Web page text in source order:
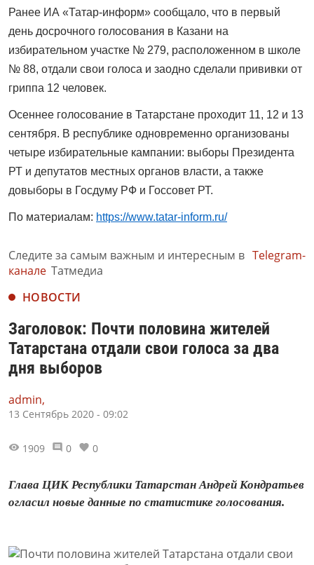
Ранее ИА «Татар-информ» сообщало, что в первый
день досрочного голосования в Казани на
избирательном участке № 279, расположенном в школе
№ 88, отдали свои голоса и заодно сделали прививки от
гриппа 12 человек.
Осеннее голосование в Татарстане проходит 11, 12 и 13
сентября. В республике одновременно организованы
четыре избирательные кампании: выборы Президента
РТ и депутатов местных органов власти, а также
довыборы в Госдуму РФ и Госсовет РТ.
По материалам: https://www.tatar-inform.ru/
Следите за самым важным и интересным в Telegram-
канале Татмедиа
НОВОСТИ
Заголовок: Почти половина жителей
Татарстана отдали свои голоса за два
дня выборов
admin,
13 Сентябрь 2020 - 09:02
1909 0 0
Глава ЦИК Республики Татарстан Андрей Кондратьев
огласил новые данные по статистике голосования.